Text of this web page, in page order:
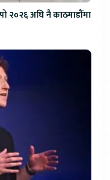
२०२६ अघि नै काठमाडौंमा